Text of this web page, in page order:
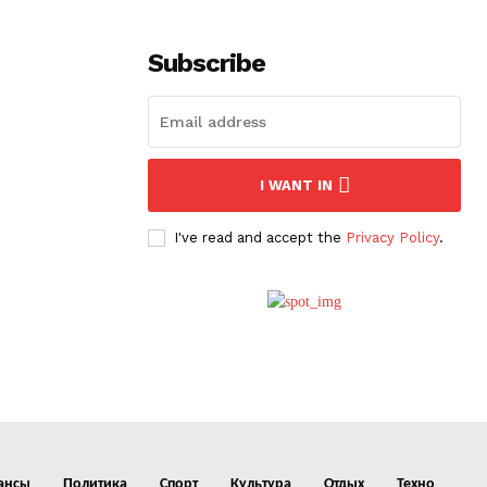
Subscribe
I WANT IN
I've read and accept the Privacy Policy.